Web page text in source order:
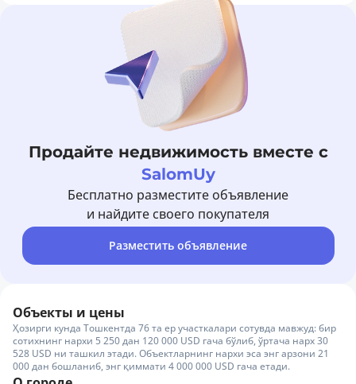
Продайте недвижимость вместе с
SalomUy
Бесплатно разместите объявление
и найдите своего покупателя
Разместить объявление
Объекты и цены
Ҳозирги кунда Тошкентда 76 та ер участкалари сотувда мавжуд: бир
сотихнинг нархи 5 250 дан 120 000 USD гача бўлиб, ўртача нарх 30
528 USD ни ташкил этади. Объектларнинг нархи эса энг арзони 21
000 дан бошланиб, энг қиммати 4 000 000 USD гача етади.